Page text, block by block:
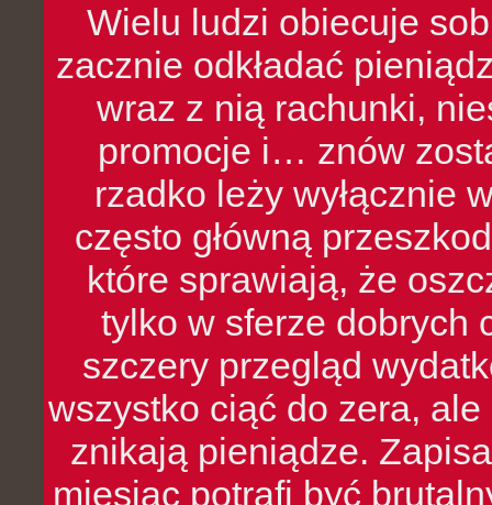
Wielu ludzi obiecuje
zacznie odkładać
wraz z nią rachunki,
promocje i… znów
rzadko leży wyłącznie
często główną
które sprawiają, że
tylko w sferze dobrych
szczery przegląd
wszystko ciąć do zera,
znikają pieniądze.
miesiąc potrafi być